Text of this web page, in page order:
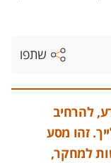
שתפו
להרחיב
זהו מסע
למחקר,